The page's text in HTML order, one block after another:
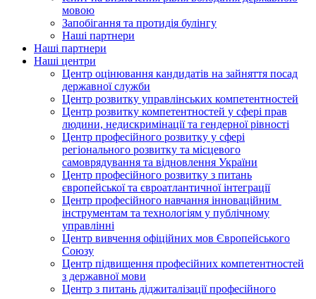
мовою
Запобігання та протидія булінгу
Наші партнери
Наші партнери
Наші центри
Центр оцінювання кандидатів на зайняття посад
державної служби
Центр розвитку управлінських компетентностей
Центр розвитку компетентностей у сфері прав
людини, недискримінації та гендерної рівності
Центр професійного розвитку у сфері
регіонального розвитку та місцевого
самоврядування та відновлення України
Центр професійного розвитку з питань
європейської та євроатлантичної інтеграції
Центр професійного навчання інноваційним
інструментам та технологіям у публічному
управлінні
Центр вивчення офіційних мов Європейського
Союзу
Центр підвищення професійних компетентностей
з державної мови
Центр з питань діджиталізації професійного